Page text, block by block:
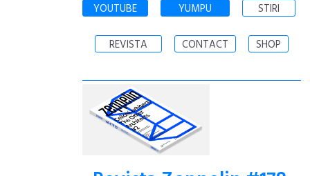
YOUTUBE YUMPU STIRI
REVISTA CONTACT SHOP